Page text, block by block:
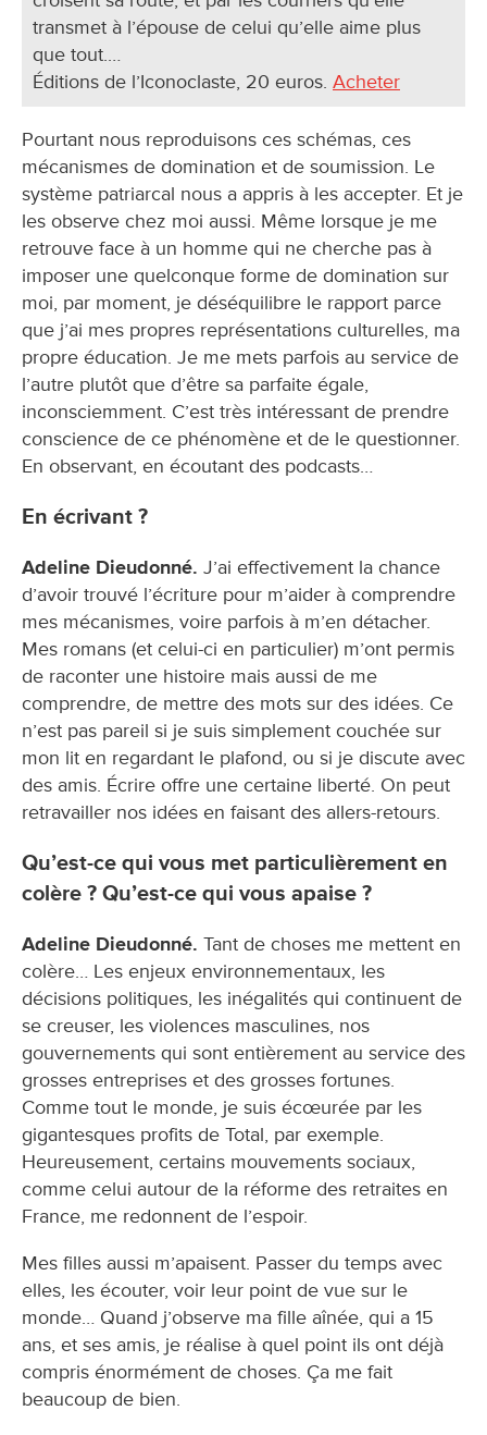
transmet à l’épouse de celui qu’elle aime plus
que tout.…
Éditions de l’Iconoclaste, 20 euros. Acheter
Pourtant nous reproduisons ces schémas, ces
mécanismes de domination et de soumission. Le
système patriarcal nous a appris à les accepter. Et je
les observe chez moi aussi. Même lorsque je me
retrouve face à un homme qui ne cherche pas à
imposer une quelconque forme de domination sur
moi, par moment, je déséquilibre le rapport parce
que j’ai mes propres représentations culturelles, ma
propre éducation. Je me mets parfois au service de
l’autre plutôt que d’être sa parfaite égale,
inconsciemment. C’est très intéressant de prendre
conscience de ce phénomène et de le questionner.
En observant, en écoutant des podcasts…
En écrivant ?
Adeline Dieudonné. J’ai effectivement la chance
d’avoir trouvé l’écriture pour m’aider à comprendre
mes mécanismes, voire parfois à m’en détacher.
Mes romans (et celui-ci en particulier) m’ont permis
de raconter une histoire mais aussi de me
comprendre, de mettre des mots sur des idées. Ce
n’est pas pareil si je suis simplement couchée sur
mon lit en regardant le plafond, ou si je discute avec
des amis. Écrire offre une certaine liberté. On peut
retravailler nos idées en faisant des allers-retours.
Qu’est-ce qui vous met particulièrement en
colère ? Qu’est-ce qui vous apaise ?
Adeline Dieudonné. Tant de choses me mettent en
colère… Les enjeux environnementaux, les
décisions politiques, les inégalités qui continuent de
se creuser, les violences masculines, nos
gouvernements qui sont entièrement au service des
grosses entreprises et des grosses fortunes.
Comme tout le monde, je suis écœurée par les
gigantesques profits de Total, par exemple.
Heureusement, certains mouvements sociaux,
comme celui autour de la réforme des retraites en
France, me redonnent de l’espoir.
Mes filles aussi m’apaisent. Passer du temps avec
elles, les écouter, voir leur point de vue sur le
monde… Quand j’observe ma fille aînée, qui a 15
ans, et ses amis, je réalise à quel point ils ont déjà
compris énormément de choses. Ça me fait
beaucoup de bien.